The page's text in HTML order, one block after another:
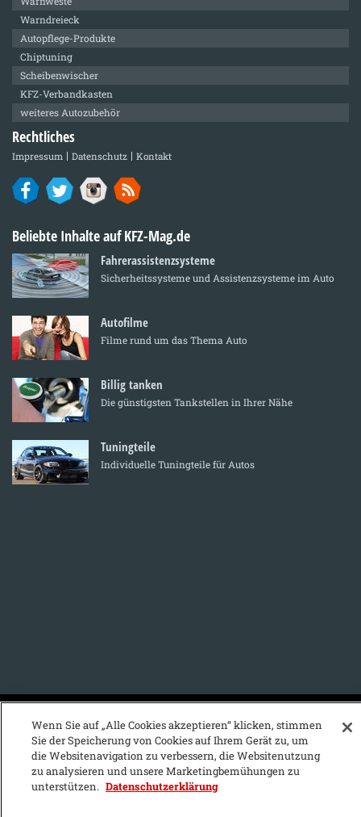
Warndreieck
Autopflege-Produkte
Chiptuning
Scheibenwischer
KFZ-Verbandkasten
weiteres Autozubehör
Rechtliches
Impressum Datenschutz Kontakt
Beliebte Inhalte auf KFZ-Mag.de
Fahrerassistenzsysteme
Sicherheitssysteme und Assistenzsysteme im Auto
Autofilme
Filme rund um das Thema Auto
Billig tanken
Die günstigsten Tankstellen in Ihrer Nähe
Tuningteile
Individuelle Tuningteile für Autos
KFZ-Stichwortvereichnis:
A B C D E F G H I
J
K
L M N O P
Wenn Sie auf „Alle Cookies akzeptieren“ klicken, stimmen
Sie der Speicherung von Cookies auf Ihrem Gerät zu, um
die Websitenavigation zu verbessern, die Websitenutzung
zu analysieren und unsere Marketingbemühungen zu
unterstützen. Datenschutzerklärung